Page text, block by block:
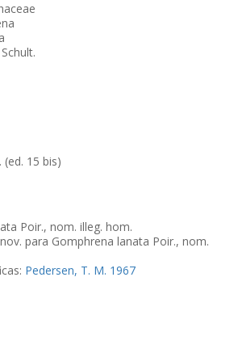
(ed. 15 bis)
Poir., nom. illeg. hom.
para Gomphrena lanata Poir., nom.
Pedersen, T. M. 1967